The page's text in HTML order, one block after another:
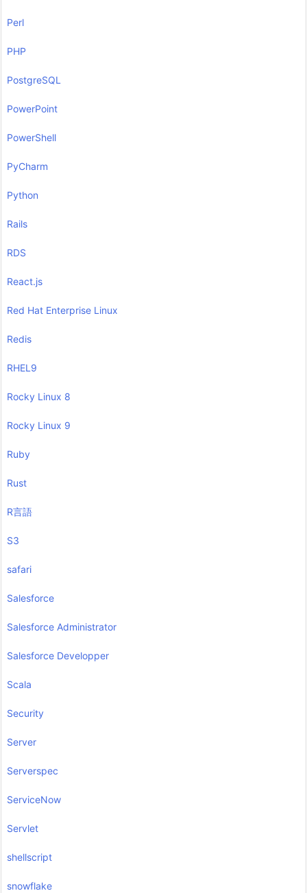
Perl
PHP
PostgreSQL
PowerPoint
PowerShell
PyCharm
Python
Rails
RDS
React.js
Red Hat Enterprise Linux
Redis
RHEL9
Rocky Linux 8
Rocky Linux 9
Ruby
Rust
R言語
S3
safari
Salesforce
Salesforce Administrator
Salesforce Developper
Scala
Security
Server
Serverspec
ServiceNow
Servlet
shellscript
snowflake